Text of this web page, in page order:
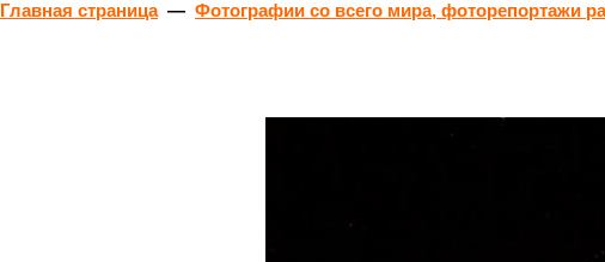
Главная страница— Фотографии со всего мира, фоторепортажи